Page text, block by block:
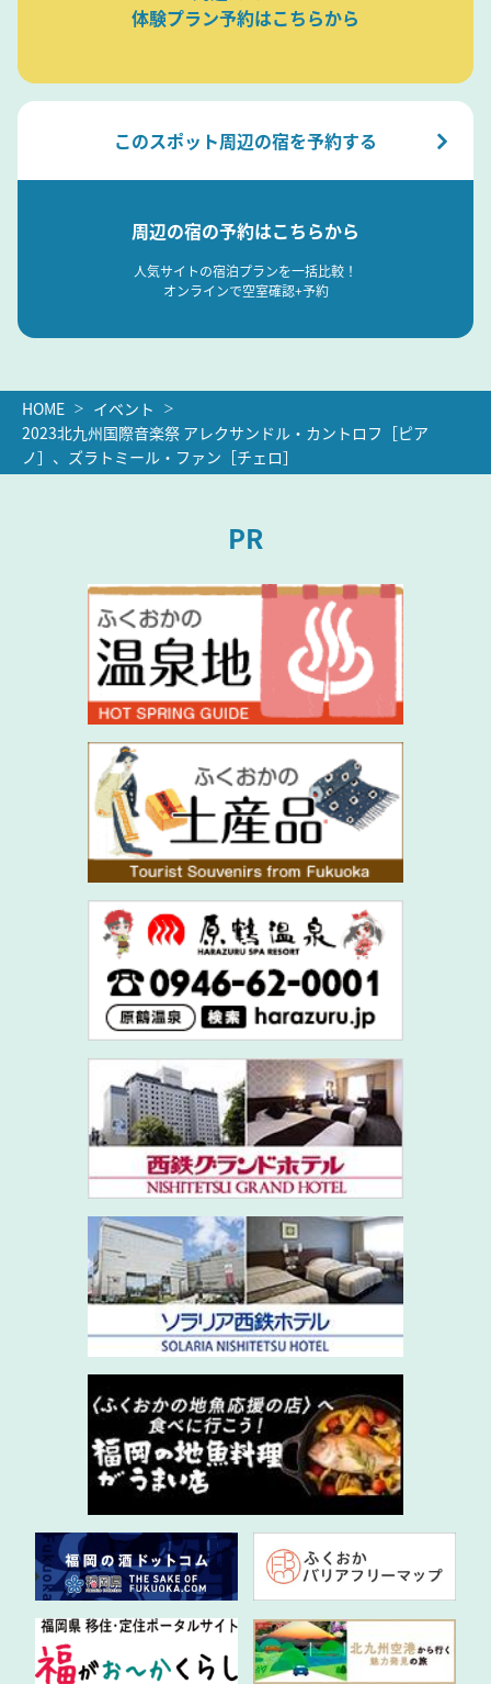
体験プラン予約はこちらから
このスポット周辺の宿を予約する
周辺の宿の予約はこちらから
人気サイトの宿泊プランを一括比較！
オンラインで空室確認+予約
HOME
イベント
2023北九州国際音楽祭 アレクサンドル・カントロフ［ピア
ノ］、ズラトミール・ファン［チェロ］
PR